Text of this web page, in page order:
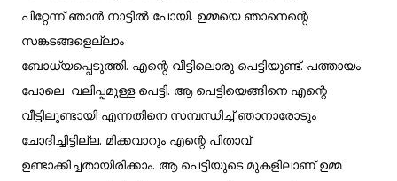
പിറ്റേന്ന് ഞാൻ നാട്ടിൽ പോയി. ഉമ്മയെ ഞാനെന്റെ
സങ്കടങ്ങളെല്ലാം
ബോധ്യപ്പെടുത്തി. എന്റെ വീട്ടിലൊരു പെട്ടിയുണ്ട്. പത്തായം
പോലെ വലിപ്പമുള്ള പെട്ടി. ആ പെട്ടിയെങ്ങിനെ എന്റെ
വീട്ടിലുണ്ടായി എന്നതിനെ സമ്പന്ധിച്ച് ഞാനാരോടും
ചോദിച്ചിട്ടില്ല. മിക്കവാറും എന്റെ പിതാവ്
ഉണ്ടാക്കിച്ചതായിരിക്കാം. ആ പെട്ടിയുടെ മുകളിലാണ് ഉമ്മ